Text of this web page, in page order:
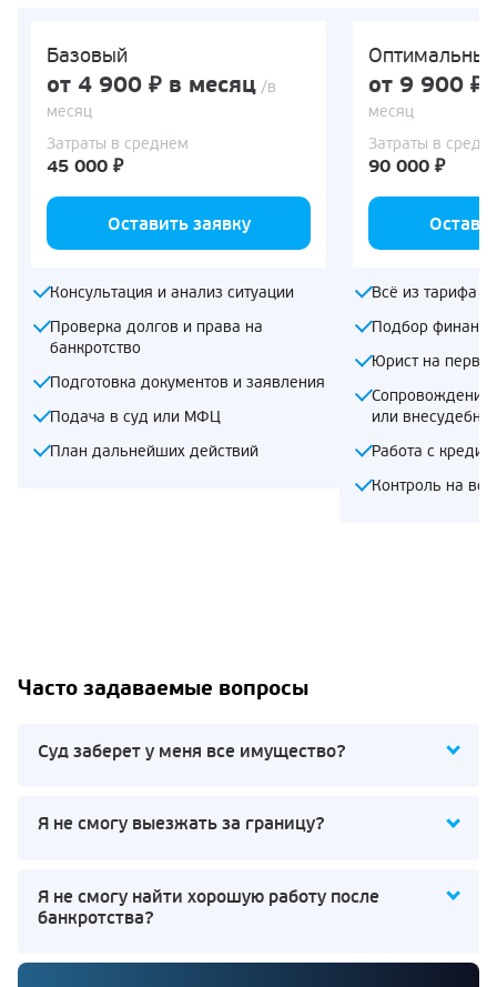
Базовый
от 4 900 ₽ в месяц /в
месяц
Затраты в среднем
45 000 ₽
Оставить заявку
Консультация и анализ ситуации
Проверка долгов и права на
банкротство
Подготовка документов и заявления
Подача в суд или МФЦ
План дальнейших действий
Оптимальный
от 9 900 ₽
месяц
Затраты в
90 000 ₽
Всё из тарифа
Подбор
Юрист на
Сопровождение
или
Работа с
Контроль на
Часто задаваемые вопросы
Суд заберет у меня все имущество?
Я не смогу выезжать за границу?
Я не смогу найти хорошую работу после
банкротства?